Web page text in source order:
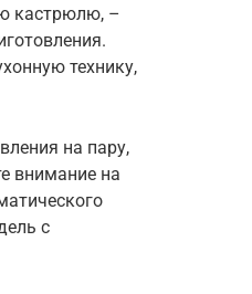
кастрюлю, –
технику,
на пару,
внимание на
с